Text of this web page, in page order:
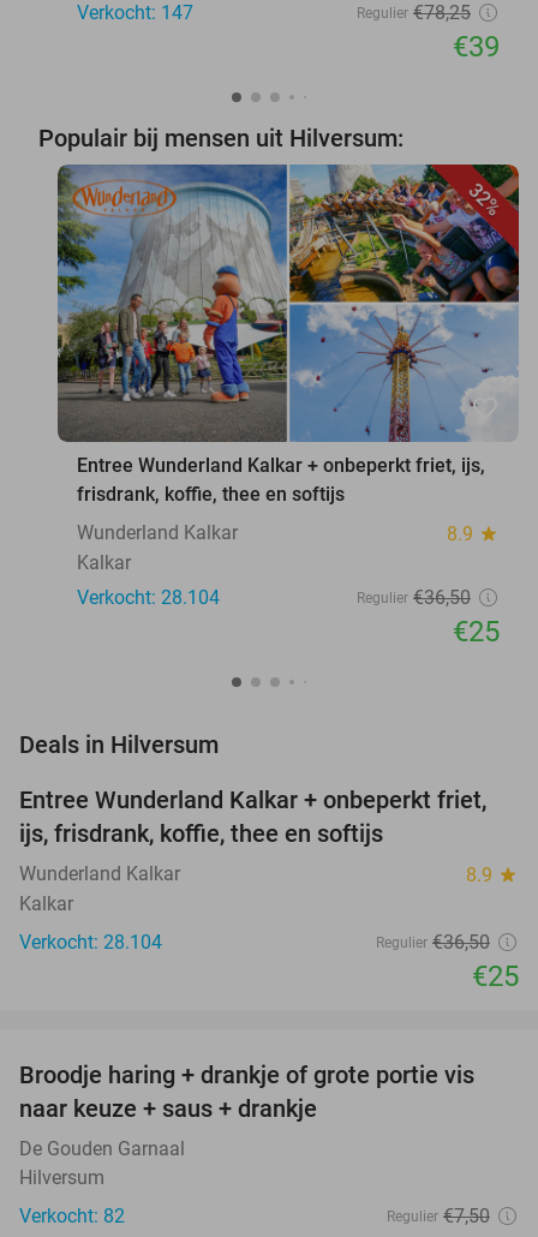
Verkocht: 147 Regulier €78,25
€39
Populair bij mensen uit Hilversum:
32%
favorite_border
Entree Wunderland Kalkar + onbeperkt friet, ijs,
frisdrank, koffie, thee en softijs
Wunderland Kalkar
8.9 star
Kalkar
Verkocht: 28.104
Regulier €36,50
€25
Deals in Hilversum
32%
Entree Wunderland Kalkar + onbeperkt friet,
ijs, frisdrank, koffie, thee en softijs
Wunderland Kalkar 8.9 star
Kalkar
Verkocht: 28.104
Regulier €36,50
€25
40%
Broodje haring + drankje of grote portie vis
naar keuze + saus + drankje
De Gouden Garnaal
Hilversum
Verkocht: 82
Regulier €7,50